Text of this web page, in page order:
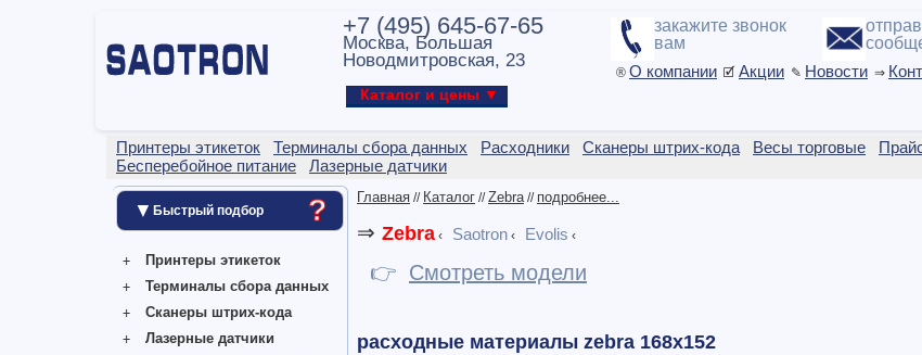
+7 (495) 645-67-65
Москва, Большая
Новодмитровская, 23
Каталог и цены ▼
закажите звонок
вам
® О компании 🗹 Акции ✎ Новости ⇒
Принтеры этикеток Терминалы сбора данных Расходники Сканеры штрих-кода Весы торговые
Бесперебойное питание
Лазерные датчики
▼ Быстрый подбор ?
Принтеры этикеток
Терминалы сбора данных
Сканеры штрих-кода
Лазерные датчики
Главная // Каталог //Zebra// подробнее...
⇒ Zebra ‹ Saotron ‹ Evolis ‹
👉 Смотреть модели
расходные материалы zebra 168x152